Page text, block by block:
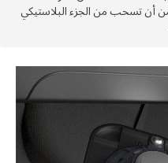
تسحب من الجزء البلاستيكي